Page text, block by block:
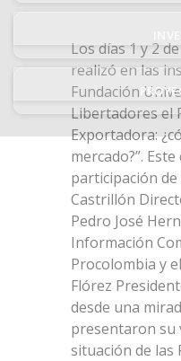
Los días 1 y 2
realizó en las
Fundación
Libertadores el
Exportadora:
mercado?”.
participación
Castrillón
Pedro José
Información
Procolombia y
Flórez
desde una
presentaron su
situación de las